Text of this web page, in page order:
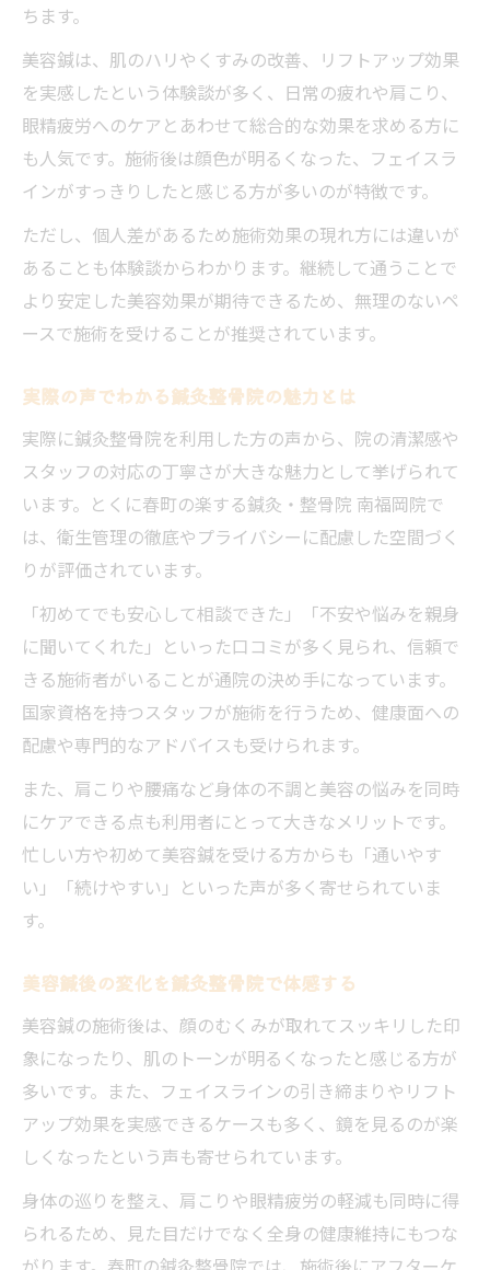
ちます。
美容鍼は、肌のハリやくすみの改善、リフトアップ効果
を実感したという体験談が多く、日常の疲れや肩こり、
眼精疲労へのケアとあわせて総合的な効果を求める方に
も人気です。施術後は顔色が明るくなった、フェイスラ
インがすっきりしたと感じる方が多いのが特徴です。
ただし、個人差があるため施術効果の現れ方には違いが
あることも体験談からわかります。継続して通うことで
より安定した美容効果が期待できるため、無理のないペ
ースで施術を受けることが推奨されています。
実際の声でわかる鍼灸整骨院の魅力とは
実際に鍼灸整骨院を利用した方の声から、院の清潔感や
スタッフの対応の丁寧さが大きな魅力として挙げられて
います。とくに春町の楽する鍼灸・整骨院 南福岡院で
は、衛生管理の徹底やプライバシーに配慮した空間づく
りが評価されています。
「初めてでも安心して相談できた」「不安や悩みを親身
に聞いてくれた」といった口コミが多く見られ、信頼で
きる施術者がいることが通院の決め手になっています。
国家資格を持つスタッフが施術を行うため、健康面への
配慮や専門的なアドバイスも受けられます。
また、肩こりや腰痛など身体の不調と美容の悩みを同時
にケアできる点も利用者にとって大きなメリットです。
忙しい方や初めて美容鍼を受ける方からも「通いやす
い」「続けやすい」といった声が多く寄せられていま
す。
美容鍼後の変化を鍼灸整骨院で体感する
美容鍼の施術後は、顔のむくみが取れてスッキリした印
象になったり、肌のトーンが明るくなったと感じる方が
多いです。また、フェイスラインの引き締まりやリフト
アップ効果を実感できるケースも多く、鏡を見るのが楽
しくなったという声も寄せられています。
身体の巡りを整え、肩こりや眼精疲労の軽減も同時に得
られるため、見た目だけでなく全身の健康維持にもつな